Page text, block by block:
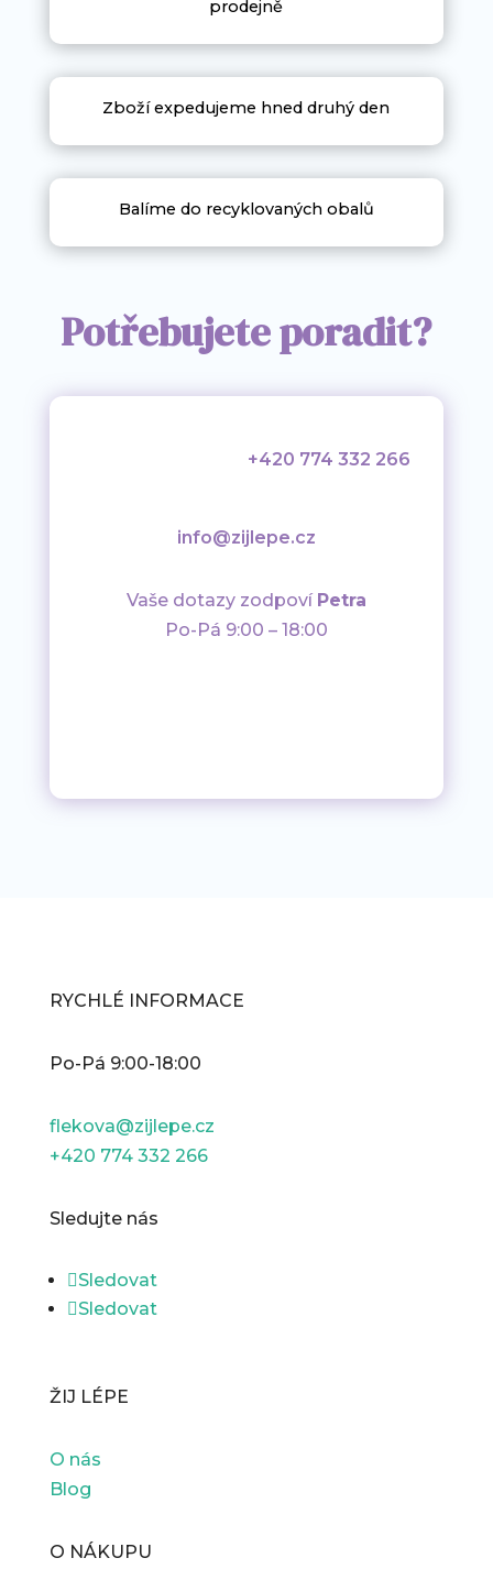
prodejně
Zboží expedujeme hned druhý den
Balíme do recyklovaných obalů
Potřebujete poradit?
+420 774 332 266
info@zijlepe.cz
Vaše dotazy zodpoví Petra
Po-Pá 9:00 – 18:00
RYCHLÉ INFORMACE
Po-Pá 9:00-18:00
flekova@zijlepe.cz
+420 774 332 266
Sledujte nás
Sledovat
Sledovat
ŽIJ LÉPE
O nás
Blog
O NÁKUPU